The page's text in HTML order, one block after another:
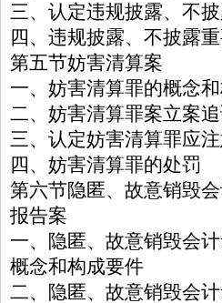
三、认定违规披露、不
四、违规披露、不披露
第五节妨害清算案
一、妨害清算罪的概念
二、妨害清算罪案立案
三、认定妨害清算罪应
四、妨害清算罪的处罚
第六节隐匿、故意销毁
报告案
一、隐匿、故意销毁会
概念和构成要件
二、隐匿、故意销毁会